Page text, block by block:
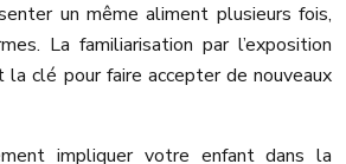
un même aliment plusieurs fois,
La familiarisation par l’exposition
clé pour faire accepter de nouveaux
impliquer votre enfant dans la